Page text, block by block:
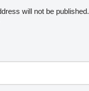
will not be published.